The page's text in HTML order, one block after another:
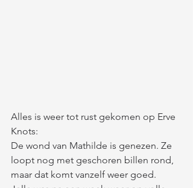
Alles is weer tot rust gekomen op Erve
Knots:
De wond van Mathilde is genezen. Ze
loopt nog met geschoren billen rond,
maar dat komt vanzelf weer goed.